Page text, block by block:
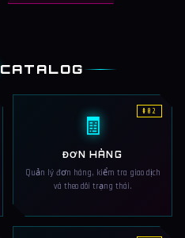
CATALOG
#02
🧾
ĐƠN HÀNG
Quản lý đơn hàng, kiểm tra giao dịch
và theo dõi trạng thái.